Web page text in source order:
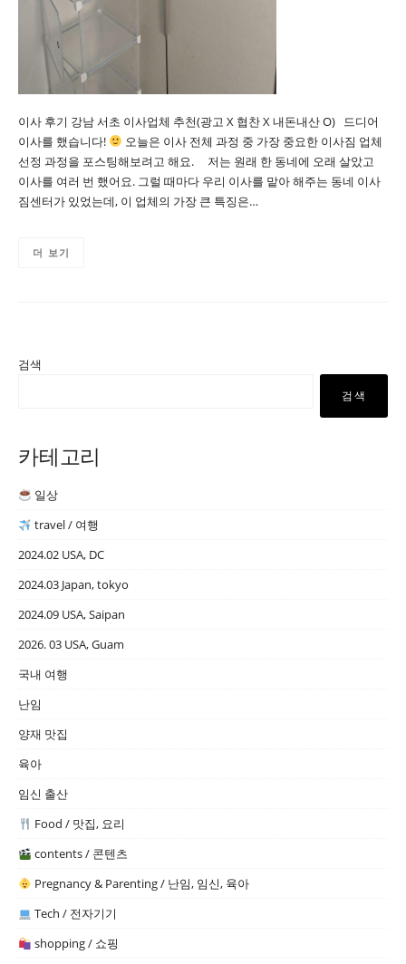
이사 후기 강남 서초 이사업체 추천(광고 X 협찬 X 내돈내산 O) 드디어
이사를 했습니다!
오늘은 이사 전체 과정 중 가장 중요한 이사짐 업체
선정 과정을 포스팅해보려고 해요. 저는 원래 한 동네에 오래 살았고
이사를 여러 번 했어요. 그럴 때마다 우리 이사를 맡아 해주는 동네 이사
짐센터가 있었는데, 이 업체의 가장 큰 특징은…
더 보기
검색
검색
카테고리
일상
travel / 여행
2024.02 USA, DC
2024.03 Japan, tokyo
2024.09 USA, Saipan
2026. 03 USA, Guam
국내 여행
난임
양재 맛집
육아
임신 출산
Food / 맛집, 요리
contents / 콘텐츠
Pregnancy & Parenting / 난임, 임신, 육아
Tech / 전자기기
shopping / 쇼핑